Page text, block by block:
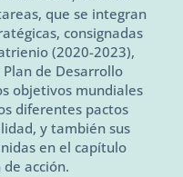
que se integran
consignadas
(2020-2023),
de Desarrollo
objetivos mundiales
diferentes pactos
y también sus
en el capítulo
acción.